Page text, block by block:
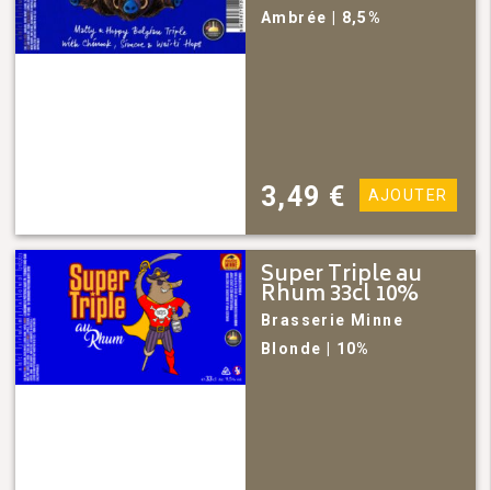
Ambrée
| 8,5%
3,49 € AJOUTER
Super Triple au
Rhum 33cl 10%
Brasserie Minne
Blonde
| 10%